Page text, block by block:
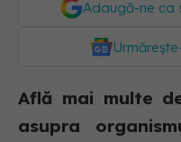
Adaugă-ne ca
Află mai multe
asupra